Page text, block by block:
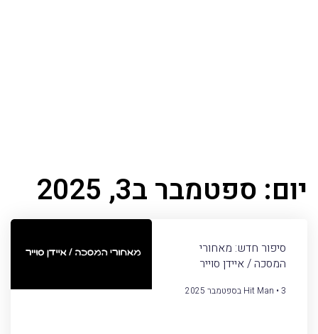
יום: ספטמבר ב3, 2025
סיפור חדש: מאחורי
המסכה / איידן סוייר
Hit Man 3 בספטמבר 2025